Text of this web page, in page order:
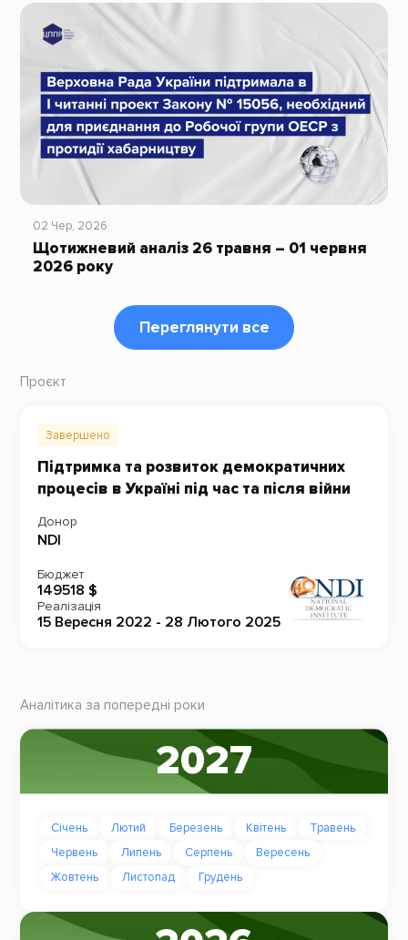
02 Чер, 2026
Щотижневий аналіз 26 травня – 01 червня
2026 року
Переглянути все
Проєкт
Завершено
Підтримка та розвиток демократичних
процесів в Україні під час та після війни
Донор
NDI
Бюджет
149518 $
Реалізація
15 Вересня 2022 - 28 Лютого 2025
Аналітика за попередні роки
2027
Січень Лютий Березень Квітень
Травень
Червень
Липень Серпень
Вересень
Жовтень
Листопад Грудень